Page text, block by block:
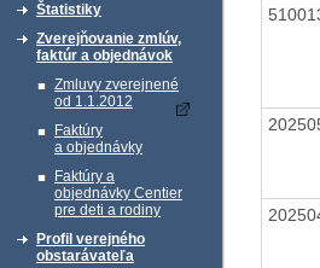
Štatistiky
Zverejňovanie zmlúv,
faktúr a objednávok
Zmluvy zverejnené
od 1.1.2012
Faktúry
a objednávky
Faktúry a
objednávky Centier
pre deti a rodiny
Profil verejného
obstarávateľa